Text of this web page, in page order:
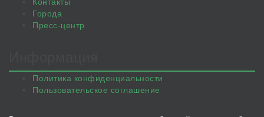
Города
Пресс-центр
Политика конфиденциальности
Пользовательское соглашение